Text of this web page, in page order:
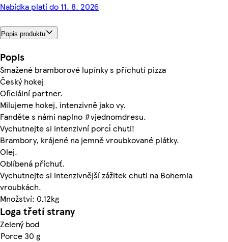
Nabídka platí do 11. 8. 2026
Popis produktu
Popis
Smažené bramborové lupínky s příchutí pizza
Český hokej
Oficiální partner.
Milujeme hokej, intenzivně jako vy.
Fanděte s námi naplno #vjednomdresu.
Vychutnejte si intenzivní porci̇ chuti!
Brambory, krájené na jemně vroubkované plátky.
Olej.
Oblíbená příchuť.
Vychutnejte si intenzivnější zážitek chuti na Bohemia
vroubkách.
Množství: 0.12kg
Loga třetí strany
Zelený bod
Porce 30 g